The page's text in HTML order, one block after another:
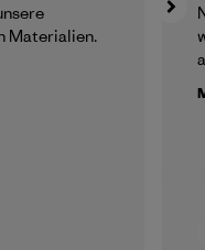
Materialien.